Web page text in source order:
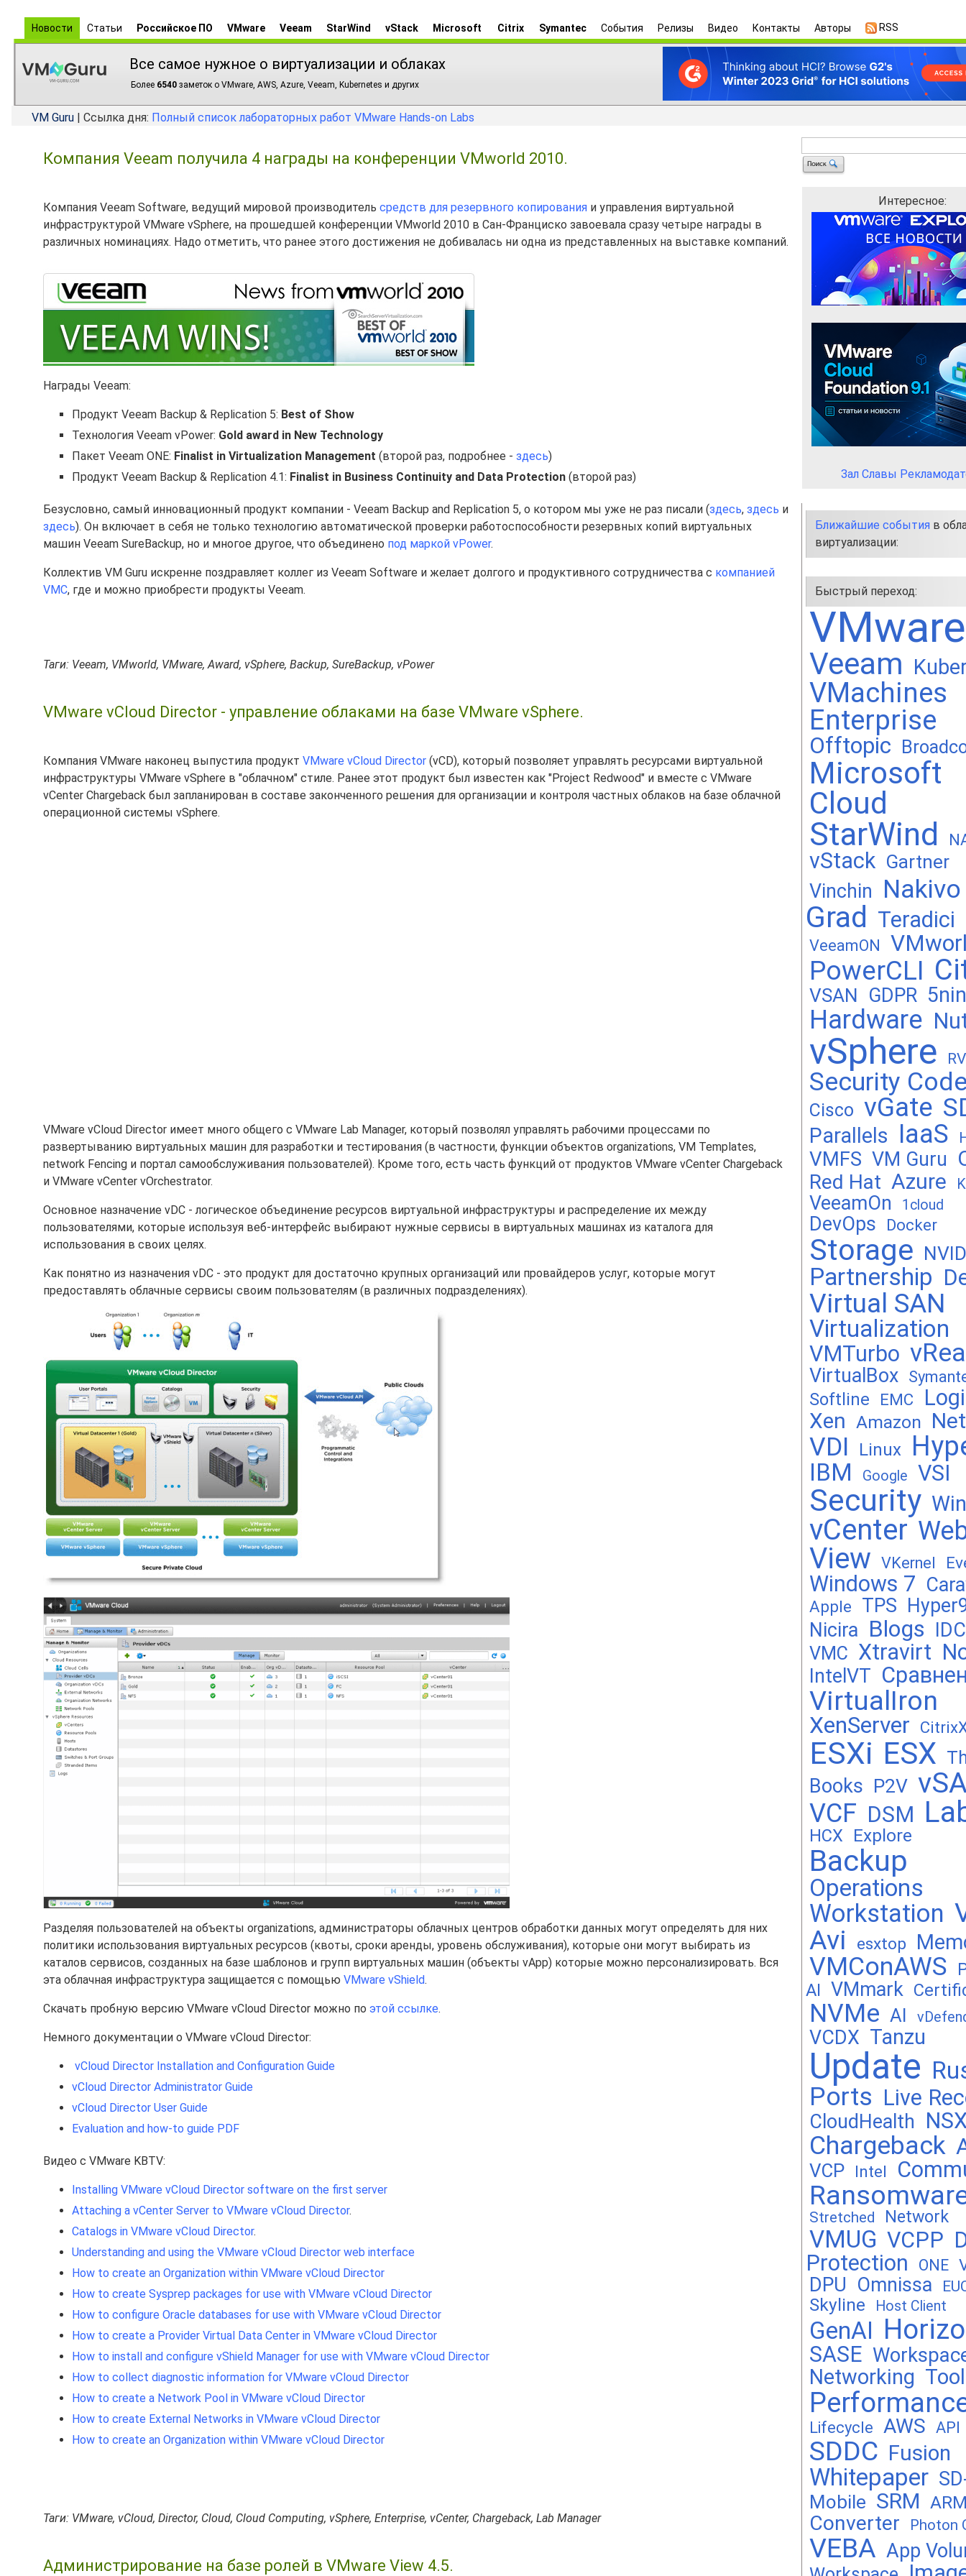
Новости Статьи Российское ПО VMware Veeam StarWind vStack Microsoft Citrix Symantec События Релизы Видео Контакты Авторы RSS
Все самое нужное о виртуализации и облаках
Более 6540 заметок о VMware, AWS, Azure, Veeam, Kubernetes и других
VM Guru | Ссылка дня: Полный список лабораторных работ VMware Hands-on Labs
Компания Veeam получила 4 награды на конференции VMworld 2010.
Компания Veeam Software, ведущий мировой производитель средств для резервного копирования и управления виртуальной
инфраструктурой VMware vSphere, на прошедшей конференции VMworld 2010 в Сан-Франциско завоевала сразу четыре награды в
различных номинациях. Надо отметить, что ранее этого достижения не добивалась ни одна из представленных на выставке компаний.
Награды Veeam:
Продукт Veeam Backup & Replication 5: Best of Show
Технология Veeam vPower: Gold award in New Technology
Пакет Veeam ONE: Finalist in Virtualization Management (второй раз, подробнее - здесь)
Продукт Veeam Backup & Replication 4.1: Finalist in Business Continuity and Data Protection (второй раз)
Безусловно, самый инновационный продукт компании - Veeam Backup and Replication 5, о котором мы уже не раз писали (здесь, здесь и
здесь). Он включает в себя не только технологию автоматической проверки работоспособности резервных копий виртуальных
машин Veeam SureBackup, но и многое другое, что объединено под маркой vPower.
Коллектив VM Guru искренне поздравляет коллег из Veeam Software и желает долгого и продуктивного сотрудничества с компанией
VMC, где и можно приобрести продукты Veeam.
Таги: Veeam, VMworld, VMware, Award, vSphere, Backup, SureBackup, vPower
VMware vCloud Director - управление облаками на базе VMware vSphere.
Компания VMware наконец выпустила продукт VMware vCloud Director (vCD), который позволяет управлять ресурсами виртуальной
инфраструктуры VMware vSphere в "облачном" стиле. Ранее этот продукт был известен как "Project Redwood" и вместе с VMware
vCenter Chargeback был запланирован в составе законченного решения для организации и контроля частных облаков на базе облачной
операционной системы vSphere.
VMware vCloud Director имеет много общего с VMware Lab Manager, который позволял управлять рабочими процессами по
развертыванию виртуальных машин для разработки и тестирования (в частности, функции объектов organizations, VM Templates,
network Fencing и портал самообслуживания пользователей). Кроме того, есть часть функций от продуктов VMware vCenter Chargeback
и VMware vCenter vOrchestrator.
Основное назначение vDC - логическое объединение ресурсов виртуальной инфраструктуры и распределение их между
пользователями, которые используя веб-интерфейс выбирают нужные сервисы в виртуальных машинах из каталога для
использования в своих целях.
Как понятно из назначения vDC - это продукт для достаточно крупных организаций или провайдеров услуг, которые могут
предоставлять облачные сервисы своим пользователям (в различных подразделениях).
Разделяя пользователей на объекты organizations, администраторы облачных центров обработки данных могут определять для них
политики использования виртуальных ресурсов (квоты, сроки аренды, уровень обслуживания), которые они могут выбирать из
каталов сервисов, созданных на базе шаблонов и групп виртуальных машин (объекты vApp) которые можно персонализировать. Вся
эта облачная инфраструктура защищается с помощью VMware vShield.
Скачать пробную версию VMware vCloud Director можно по этой ссылке.
Немного документации о VMware vCloud Director:
vCloud Director Installation and Configuration Guide
vCloud Director Administrator Guide
vCloud Director User Guide
Evaluation and how-to guide PDF
Видео с VMware KBTV:
Installing VMware vCloud Director software on the first server
Attaching a vCenter Server to VMware vCloud Director.
Catalogs in VMware vCloud Director.
Understanding and using the VMware vCloud Director web interface
How to create an Organization within VMware vCloud Director
How to create Sysprep packages for use with VMware vCloud Director
How to configure Oracle databases for use with VMware vCloud Director
How to create a Provider Virtual Data Center in VMware vCloud Director
How to install and configure vShield Manager for use with VMware vCloud Director
How to collect diagnostic information for VMware vCloud Director
How to create a Network Pool in VMware vCloud Director
How to create External Networks in VMware vCloud Director
How to create an Organization within VMware vCloud Director
Таги: VMware, vCloud, Director, Cloud, Cloud Computing, vSphere, Enterprise, vCenter, Chargeback, Lab Manager
Администрирование на базе ролей в VMware View 4.5.
Интересное:
Зал Славы
Ближайшие события в
виртуализации:
Быстрый переход:
VMware
Veeam
VMachines
Enterprise
Offtopic
Microsoft
Cloud
StarWind
vStack Gartner
Vinchin Nakivo
Grad Teradici
VeeamON
PowerCLI
VSAN GDPR
Hardware
vSphere
Security
Cisco vGate
Parallels IaaS
VMFS VM Guru
Red Hat Azure
VeeamOn 1cloud
DevOps Docker
Storage
Partnership
Virtual SAN
Virtualization
VMTurbo
VirtualBox
Softline EMC
Xen Amazon
VDI Linux
IBM Google VSI
Security
vCenter
View VKernel
Windows 7
Apple TPS
Nicira Blogs IDC
VMC Xtravirt
IntelVT
VirtualIron
XenServer
ESXi ESX
Books P2V
VCF DSM
HCX Explore
Backup
Operations
Workstation
Avi
esxtop
VMConAWS
AI VMmark
NVMe AI
VCDX Tanzu
Update
Ports Live
CloudHealth
Chargeback
VCP Intel
Stretched Network
VMUG VCPP
Protection
ONE
DPU Omnissa
Skyline Host Client
GenAI
SASE
Networking
Lifecycle AWS API
SDDC Fusion
Whitepaper
Mobile SRM
Converter Photon
VEBA App